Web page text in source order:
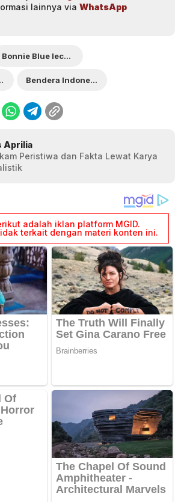
lainnya via WhatsApp
Bonnie Blue lecehkan bendera Indonesia
Bendera Indonesia
Aprilia
Peristiwa dan Fakta Lewat Karya